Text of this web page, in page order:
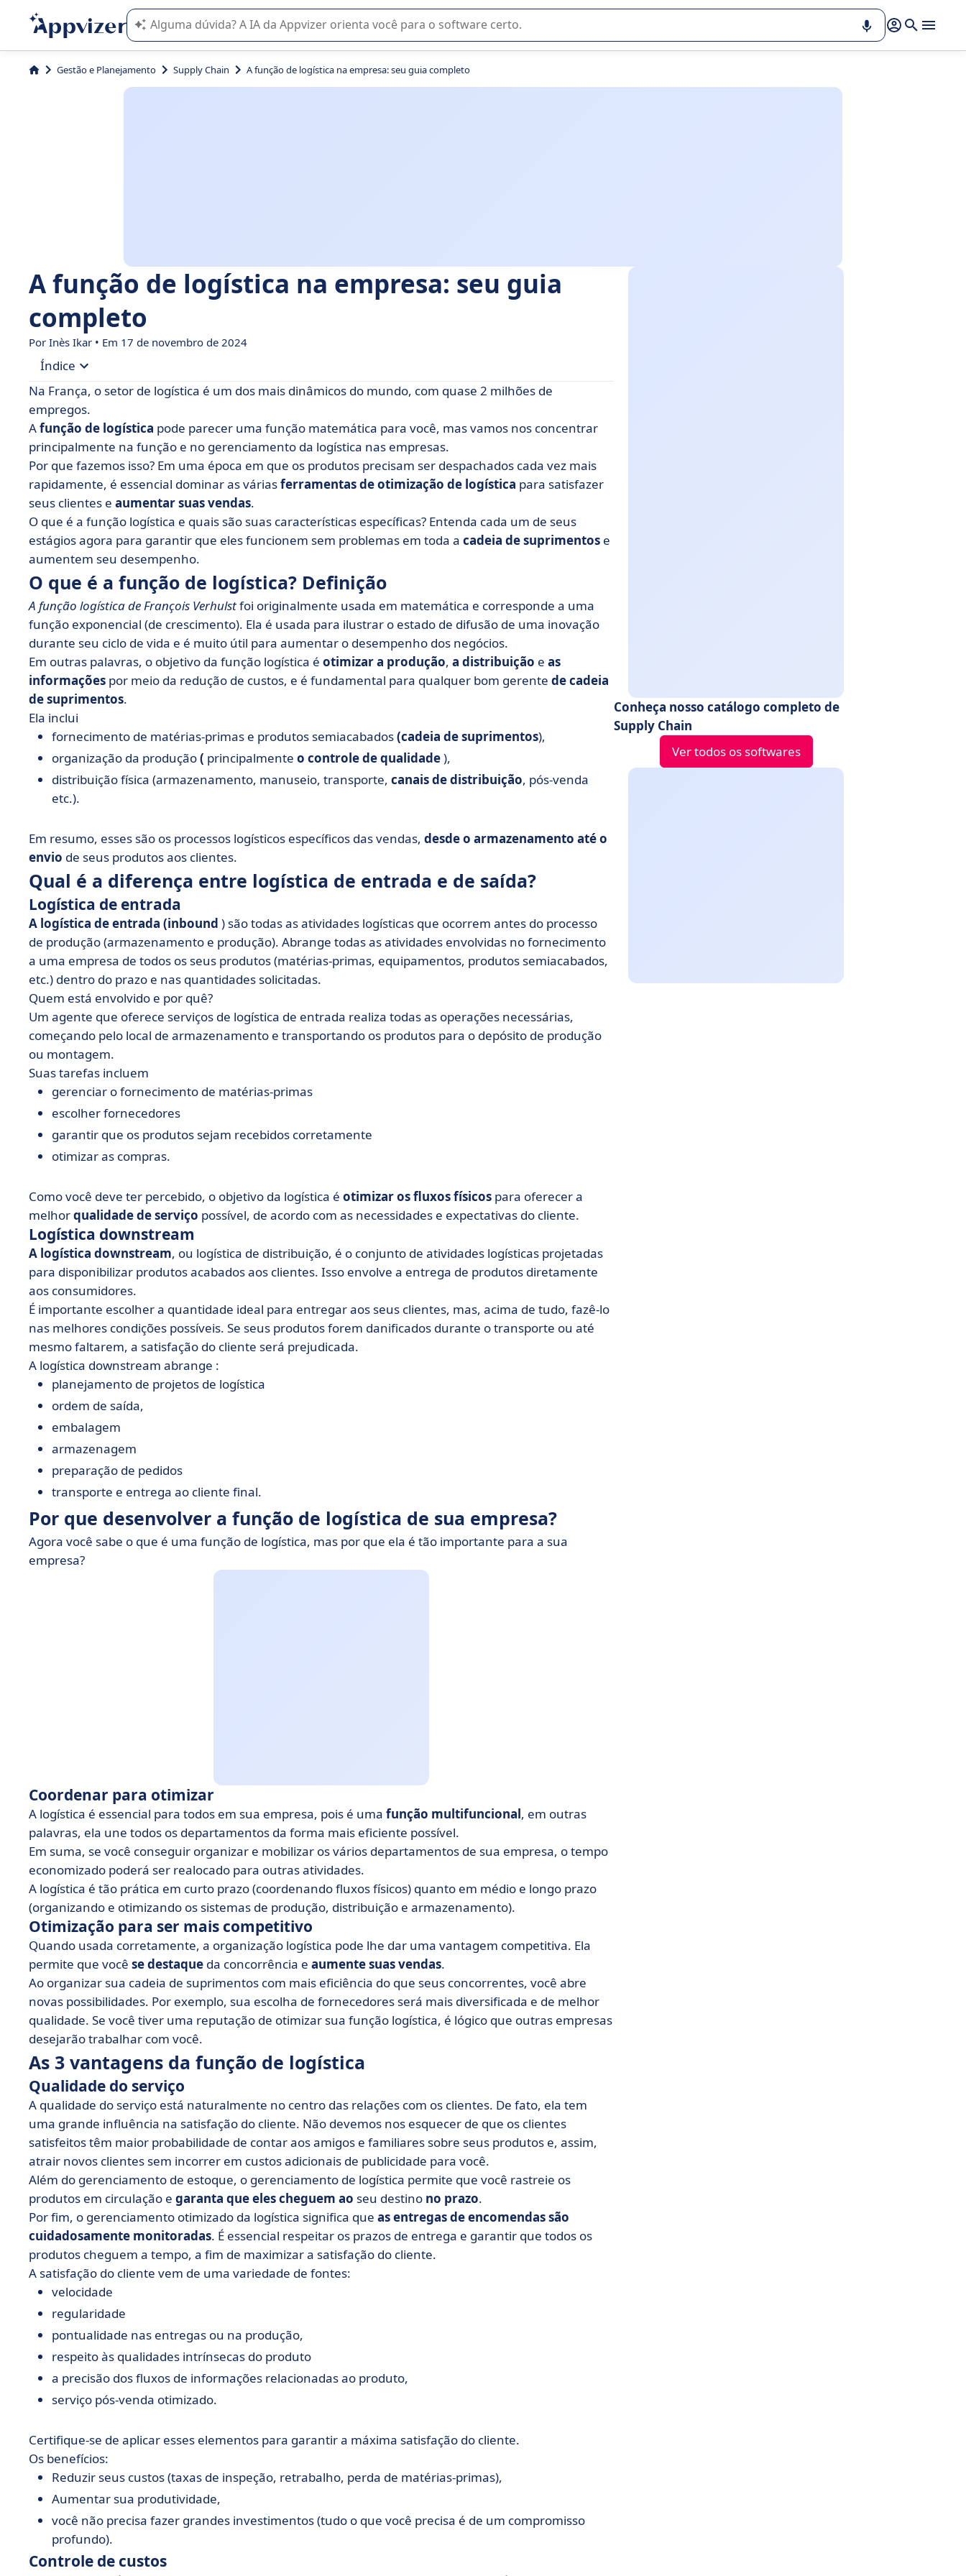
A IA do Appvizer o orienta no uso ou na seleção de software SaaS para sua empresa.
Gestão e Planejamento Supply Chain A função de logística na empresa: seu guia completo
A função de logística na empresa: seu guia
completo
Por Inès Ikar • Em 17 de novembro de 2024
Índice
• O que é a função de logística? Definição
• Qual é a diferença entre logística de entrada e de saída?
• Por que desenvolver a função de logística de sua empresa?
• As 3 vantagens da função de logística
Na França, o setor de logística é um dos mais dinâmicos do mundo, com quase 2 milhões de
empregos.
Afunção de logística pode parecer uma função matemática para você, mas vamos nos concentrar
principalmente na função e no gerenciamento da logística nas empresas.
Por que fazemos isso? Em uma época em que os produtos precisam ser despachados cada vez mais
rapidamente, é essencial dominar as váriasferramentas de otimização de logística para satisfazer
seus clientes e aumentar suas vendas.
O que é a função logística e quais são suas características específicas? Entenda cada um de seus
estágios agora para garantir que eles funcionem sem problemas em toda a cadeia de suprimentos e
aumentem seu desempenho.
O que é a função de logística? Definição
A função logística de François Verhulstfoi originalmente usada em matemática e corresponde a uma
função exponencial (de crescimento). Ela é usada para ilustrar o estado de difusão de uma inovação
durante seu ciclo de vida e é muito útil para aumentar o desempenho dos negócios.
Em outras palavras, o objetivo da função logística é otimizar a produção, a distribuição e as
informações por meio da redução de custos, e é fundamental para qualquer bom gerente de cadeia
de suprimentos.
Ela inclui
fornecimento de matérias-primas e produtos semiacabados(cadeia de suprimentos),
organização da produção( principalmente o controle de qualidade),
distribuição física (armazenamento, manuseio, transporte, canais de distribuição, pós-venda
etc.).
Em resumo, esses são os processos logísticos específicos das vendas, desde o armazenamento até o
envio de seus produtos aos clientes.
Qual é a diferença entre logística de entrada e de saída?
Logística de entrada
A logística de entrada (inbound ) são todas as atividades logísticas que ocorrem antes do processo
de produção (armazenamento e produção). Abrange todas as atividades envolvidas no fornecimento
a uma empresa de todos os seus produtos (matérias-primas, equipamentos, produtos semiacabados,
etc.) dentro do prazo e nas quantidades solicitadas.
Quem está envolvido e por quê?
Um agente que oferece serviços de logística de entrada realiza todas as operações necessárias,
começando pelo local de armazenamento e transportando os produtos para o depósito de produção
ou montagem.
Suas tarefas incluem
gerenciar o fornecimento de matérias-primas
escolher fornecedores
garantir que os produtos sejam recebidos corretamente
otimizar as compras.
Como você deve ter percebido, o objetivo da logística é otimizar os fluxos físicos para oferecer a
melhorqualidade de serviço possível, de acordo com as necessidades e expectativas do cliente.
Logística downstream
A logística downstream, ou logística de distribuição, é o conjunto de atividades logísticas projetadas
para disponibilizar produtos acabados aos clientes. Isso envolve a entrega de produtos diretamente
aos consumidores.
É importante escolher a quantidade ideal para entregar aos seus clientes, mas, acima de tudo, fazê-lo
nas melhores condições possíveis. Se seus produtos forem danificados durante o transporte ou até
mesmo faltarem, a satisfação do cliente será prejudicada.
A logística downstream abrange :
planejamento de projetos de logística
ordem de saída,
embalagem
armazenagem
preparação de pedidos
transporte e entrega ao cliente final.
Por que desenvolver a função de logística de sua empresa?
Agora você sabe o que é uma função de logística, mas por que ela é tão importante para a sua
empresa?
Coordenar para otimizar
A logística é essencial para todos em sua empresa, pois é uma função multifuncional, em outras
palavras, ela une todos os departamentos da forma mais eficiente possível.
Em suma, se você conseguir organizar e mobilizar os vários departamentos de sua empresa, o tempo
economizado poderá ser realocado para outras atividades.
A logística é tão prática em curto prazo (coordenando fluxos físicos) quanto em médio e longo prazo
(organizando e otimizando os sistemas de produção, distribuição e armazenamento).
Otimização para ser mais competitivo
Quando usada corretamente, a organização logística pode lhe dar uma vantagem competitiva. Ela
permite que você se destaque da concorrência e aumente suas vendas.
Ao organizar sua cadeia de suprimentos com mais eficiência do que seus concorrentes, você abre
novas possibilidades. Por exemplo, sua escolha de fornecedores será mais diversificada e de melhor
qualidade. Se você tiver uma reputação de otimizar sua função logística, é lógico que outras empresas
desejarão trabalhar com você.
As 3 vantagens da função de logística
Qualidade do serviço
A qualidade do serviço está naturalmente no centro das relações com os clientes. De fato, ela tem
uma grande influência na satisfação do cliente. Não devemos nos esquecer de que os clientes
satisfeitos têm maior probabilidade de contar aos amigos e familiares sobre seus produtos e, assim,
atrair novos clientes sem incorrer em custos adicionais de publicidade para você.
Além do gerenciamento de estoque, o gerenciamento de logística permite que você rastreie os
produtos em circulação e garanta que eles cheguem ao seu destino no prazo.
Por fim, o gerenciamento otimizado da logística significa que as entregas de encomendas são
cuidadosamente monitoradas. É essencial respeitar os prazos de entrega e garantir que todos os
produtos cheguem a tempo, a fim de maximizar a satisfação do cliente.
A satisfação do cliente vem de uma variedade de fontes:
velocidade
regularidade
pontualidade nas entregas ou na produção,
respeito às qualidades intrínsecas do produto
a precisão dos fluxos de informações relacionadas ao produto,
serviço pós-venda otimizado.
Certifique-se de aplicar esses elementos para garantir a máxima satisfação do cliente.
Os benefícios:
Reduzir seus custos (taxas de inspeção, retrabalho, perda de matérias-primas),
Aumentar sua produtividade,
você não precisa fazer grandes investimentos (tudo o que você precisa é de um compromisso
profundo).
Controle de custos
Conheça nosso catálogo completo de
Supply Chain
Ver todos os softwares